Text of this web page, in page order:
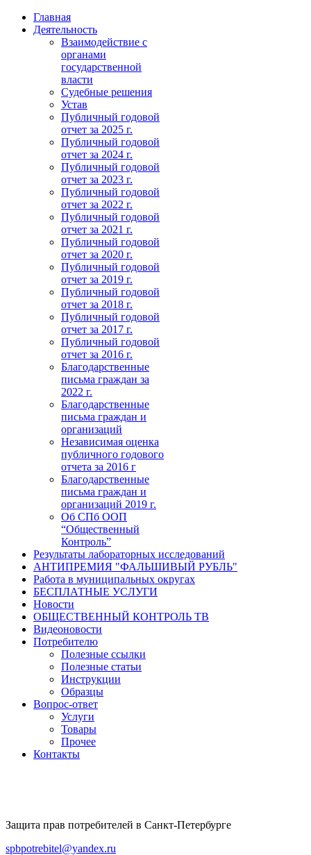
Главная
Деятельность
Взаимодействие с
органами
государственной
власти
Судебные решения
Устав
Публичный годовой
отчет за 2025 г.
Публичный годовой
отчет за 2024 г.
Публичный годовой
отчет за 2023 г.
Публичный годовой
отчет за 2022 г.
Публичный годовой
отчет за 2021 г.
Публичный годовой
отчет за 2020 г.
Публичный годовой
отчет за 2019 г.
Публичный годовой
отчет за 2018 г.
Публичный годовой
отчет за 2017 г.
Публичный годовой
отчет за 2016 г.
Благодарственные
письма граждан за
2022 г.
Благодарственные
письма граждан и
организаций
Независимая оценка
публичного годового
отчета за 2016 г
Благодарственные
письма граждан и
организаций 2019 г.
Об СПб ООП
“Общественный
Контроль”
Результаты лабораторных исследований
АНТИПРЕМИЯ "ФАЛЬШИВЫЙ РУБЛЬ"
Работа в муниципальных округах
БЕСПЛАТНЫЕ УСЛУГИ
Новости
ОБЩЕСТВЕННЫЙ КОНТРОЛЬ ТВ
Видеоновости
Потребителю
Полезные ссылки
Полезные статьи
Инструкции
Образцы
Вопрос-ответ
Услуги
Товары
Прочее
Контакты
Защита прав потребителей в Санкт-Петербурге
spbpotrebitel@yandex.ru